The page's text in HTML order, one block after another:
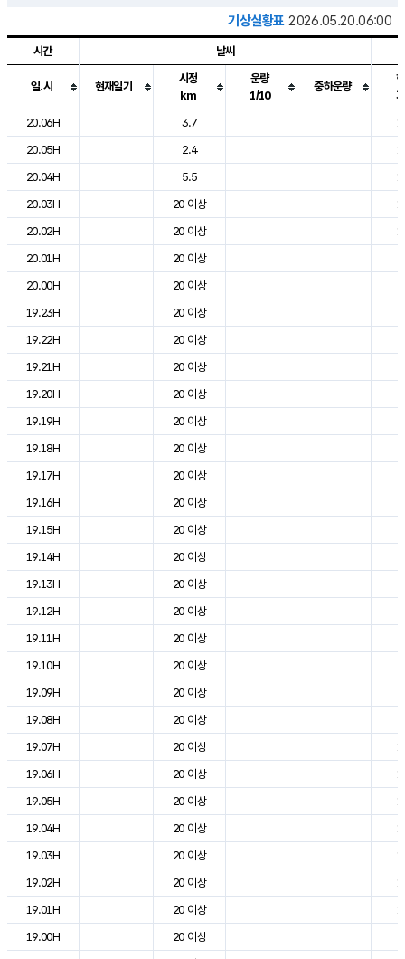
기상실황표 2026.05.20.06:00
도시별 기상실황표로 지점, 날씨, 기온, 강수, 바람, 기압등을 안내한 표입
시간 날씨
일.시 현재일기
시정
km
운량
1/10
중하운량
20.06H
3.7
20.05H
2.4
20.04H
5.5
20.03H
20 이상
20.02H
20 이상
20.01H
20 이상
20.00H
20 이상
19.23H
20 이상
19.22H
20 이상
19.21H
20 이상
19.20H
20 이상
19.19H
20 이상
19.18H
20 이상
19.17H
20 이상
19.16H
20 이상
19.15H
20 이상
19.14H
20 이상
19.13H
20 이상
19.12H
20 이상
19.11H
20 이상
19.10H
20 이상
19.09H
20 이상
19.08H
20 이상
19.07H
20 이상
19.06H
20 이상
19.05H
20 이상
19.04H
20 이상
19.03H
20 이상
19.02H
20 이상
19.01H
20 이상
19.00H
20 이상